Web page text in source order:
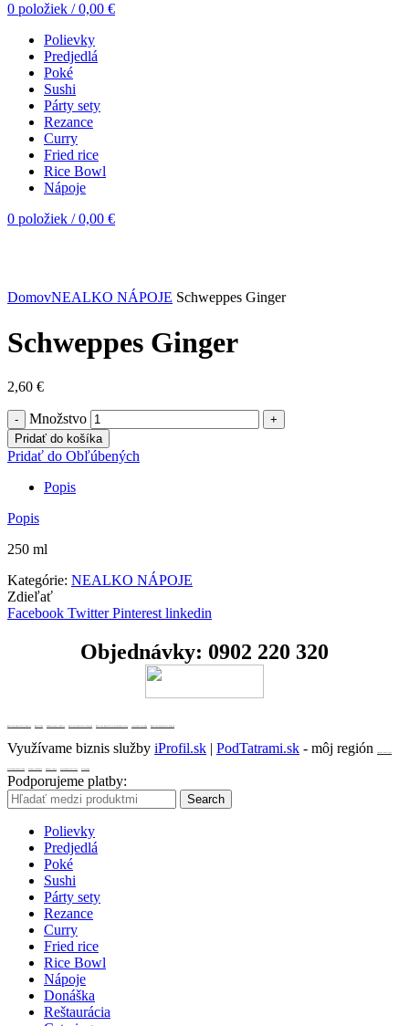
0 položiek / 0,00 €
Polievky
Predjedlá
Poké
Sushi
Párty sety
Rezance
Curry
Fried rice
Rice Bowl
Nápoje
0 položiek / 0,00 €
DomovNEALKO NÁPOJE Schweppes Ginger
Schweppes Ginger
2,60 €
Množstvo
Pridať do košíka
Pridať do Obľúbených
Popis
Popis
250 ml
Kategórie: NEALKO NÁPOJE
Zdieľať
Facebook Twitter Pinterest linkedin
Objednávky: 0902 220 320
Využívame biznis služby iProfil.sk | PodTatrami.sk - môj región
Podporujeme platby:
Search
Polievky
Predjedlá
Poké
Sushi
Párty sety
Rezance
Curry
Fried rice
Rice Bowl
Nápoje
Donáška
Reštaurácia